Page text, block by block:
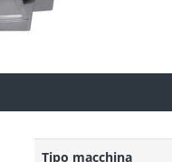
Tipo macchina